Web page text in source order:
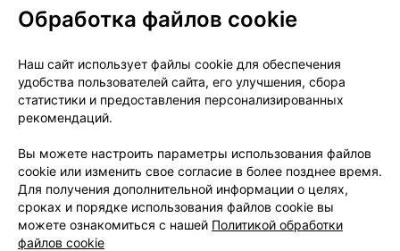
О проекте
Новости проекта
Размещение рекламы
Медицинский маркетинг
Публичный договор
Доставка
Способы оплаты
Вакансии
Партнеры
Написать руководителю 103.by
Написать в поддержку
Персональные настройки Cookie
Обработка файлов cookie
Наш сайт использует файлы cookie для обеспечения
удобства пользователей сайта, его улучшения, сбора
статистики и предоставления персонализированных
рекомендаций.
Вы можете настроить параметры использования файлов
cookie или изменить свое согласие в более позднее время.
Для получения дополнительной информации о целях,
сроках и порядке использования файлов cookie вы
можете ознакомиться с нашей Политикой обработки
файлов cookie